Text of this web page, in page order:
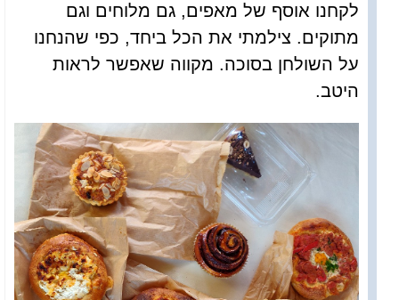
לקחנו אוסף של מאפים, גם מלוחים וגם
מתוקים. צילמתי את הכל ביחד, כפי שהנחנו
על השולחן בסוכה. מקווה שאפשר לראות
היטב.